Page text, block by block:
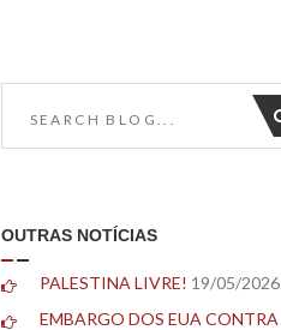
OUTRAS NOTÍCIAS
PALESTINA LIVRE! 19/05/2026
EMBARGO DOS EUA CONTRA